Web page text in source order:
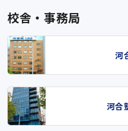
校舎・事務局
河
河合